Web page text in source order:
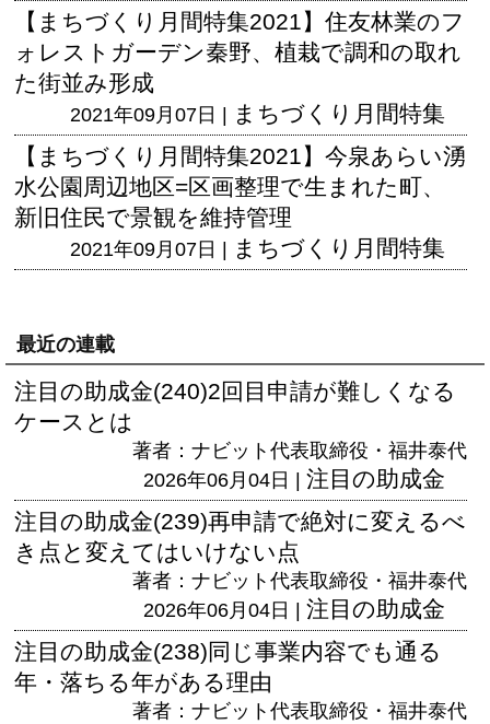
【まちづくり月間特集2021】住友林業のフ
ォレストガーデン秦野、植栽で調和の取れ
た街並み形成
2021年09月07日 | まちづくり月間特集
【まちづくり月間特集2021】今泉あらい湧
水公園周辺地区=区画整理で生まれた町、
新旧住民で景観を維持管理
2021年09月07日 | まちづくり月間特集
最近の連載
注目の助成金(240)2回目申請が難しくなる
ケースとは
著者：ナビット代表取締役・福井泰代
2026年06月04日 | 注目の助成金
注目の助成金(239)再申請で絶対に変えるべ
き点と変えてはいけない点
著者：ナビット代表取締役・福井泰代
2026年06月04日 | 注目の助成金
注目の助成金(238)同じ事業内容でも通る
年・落ちる年がある理由
著者：ナビット代表取締役・福井泰代